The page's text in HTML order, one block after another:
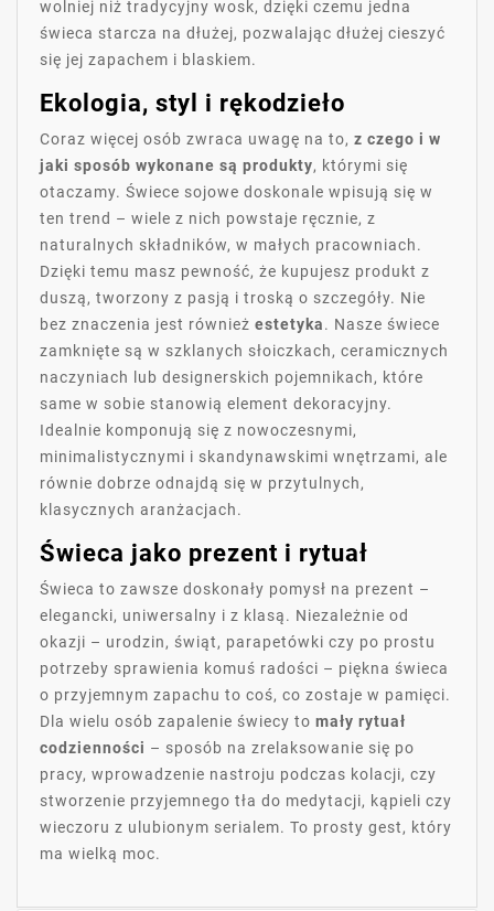
wolniej niż tradycyjny wosk, dzięki czemu jedna
świeca starcza na dłużej, pozwalając dłużej cieszyć
się jej zapachem i blaskiem.
Ekologia, styl i rękodzieło
Coraz więcej osób zwraca uwagę na to, z czego i w
jaki sposób wykonane są produkty, którymi się
otaczamy. Świece sojowe doskonale wpisują się w
ten trend – wiele z nich powstaje ręcznie, z
naturalnych składników, w małych pracowniach.
Dzięki temu masz pewność, że kupujesz produkt z
duszą, tworzony z pasją i troską o szczegóły. Nie
bez znaczenia jest również estetyka. Nasze świece
zamknięte są w szklanych słoiczkach, ceramicznych
naczyniach lub designerskich pojemnikach, które
same w sobie stanowią element dekoracyjny.
Idealnie komponują się z nowoczesnymi,
minimalistycznymi i skandynawskimi wnętrzami, ale
równie dobrze odnajdą się w przytulnych,
klasycznych aranżacjach.
Świeca jako prezent i rytuał
Świeca to zawsze doskonały pomysł na prezent –
elegancki, uniwersalny i z klasą. Niezależnie od
okazji – urodzin, świąt, parapetówki czy po prostu
potrzeby sprawienia komuś radości – piękna świeca
o przyjemnym zapachu to coś, co zostaje w pamięci.
Dla wielu osób zapalenie świecy to mały rytuał
codzienności – sposób na zrelaksowanie się po
pracy, wprowadzenie nastroju podczas kolacji, czy
stworzenie przyjemnego tła do medytacji, kąpieli czy
wieczoru z ulubionym serialem. To prosty gest, który
ma wielką moc.